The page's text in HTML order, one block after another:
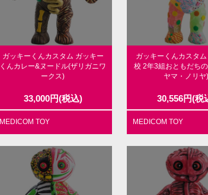
ガッキーくんカスタム ガッキー
くんカレー&ヌードル(ザリガニワ
ークス)
33,000円(税込)
MEDICOM TOY
ガッキーくんカスタ
校 2年3組おともだち
ヤマ・ノリヤ)
30,556円(税
MEDICOM TOY